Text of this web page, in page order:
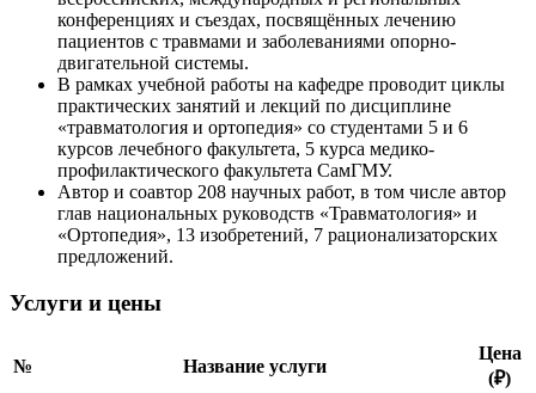
конференциях и съездах, посвящённых лечению
пациентов с травмами и заболеваниями опорно-
двигательной системы.
В рамках учебной работы на кафедре проводит циклы
практических занятий и лекций по дисциплине
«травматология и ортопедия» со студентами 5 и 6
курсов лечебного факультета, 5 курса медико-
профилактического факультета СамГМУ.
Автор и соавтор 208 научных работ, в том числе автор
глав национальных руководств «Травматология» и
«Ортопедия», 13 изобретений, 7 рационализаторских
предложений.
Услуги и цены
№ Название услуги
Цена
(₽)